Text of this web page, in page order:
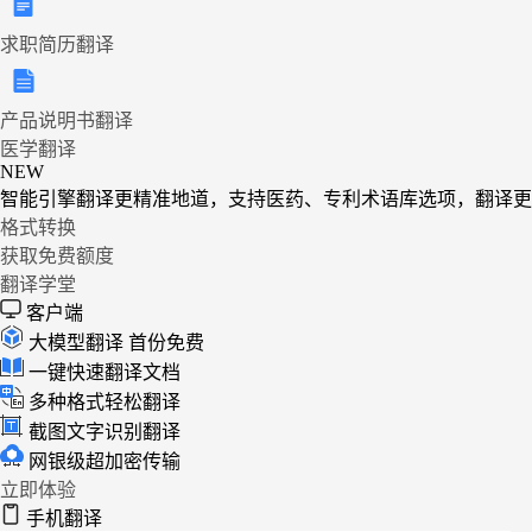
求职简历翻译
产品说明书翻译
医学翻译
NEW
智能引擎翻译更精准地道，支持医药、专利术语库选项，翻译
格式转换
获取免费额度
翻译学堂
客户端
大模型翻译 首份免费
一键快速翻译文档
多种格式轻松翻译
截图文字识别翻译
网银级超加密传输
立即体验
手机翻译